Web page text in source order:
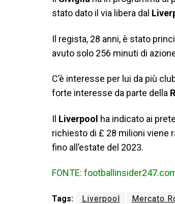
stato dato il via libera dal
Il regista, 28 anni, è stato
avuto solo 256 minuti di
C’è interesse per lui da più
forte interesse da parte della
Il Liverpool ha indicato ai
richiesto di £ 28 milioni viene
fino all’estate del 2023.
FONTE:
Tags: Liverpool Mercato